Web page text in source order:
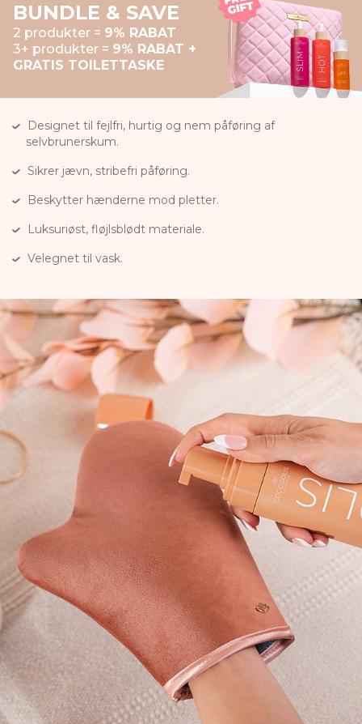
BUNDLE & SAVE
2 produkter = 9% RABAT
3+ produkter = 9% RABAT +
GRATIS TOILETTASKE
Designet til fejlfri, hurtig og nem påføring af
selvbrunerskum.
Sikrer jævn, stribefri påføring.
Beskytter hænderne mod pletter.
Luksuriøst, fløjlsblødt materiale.
Velegnet til vask.